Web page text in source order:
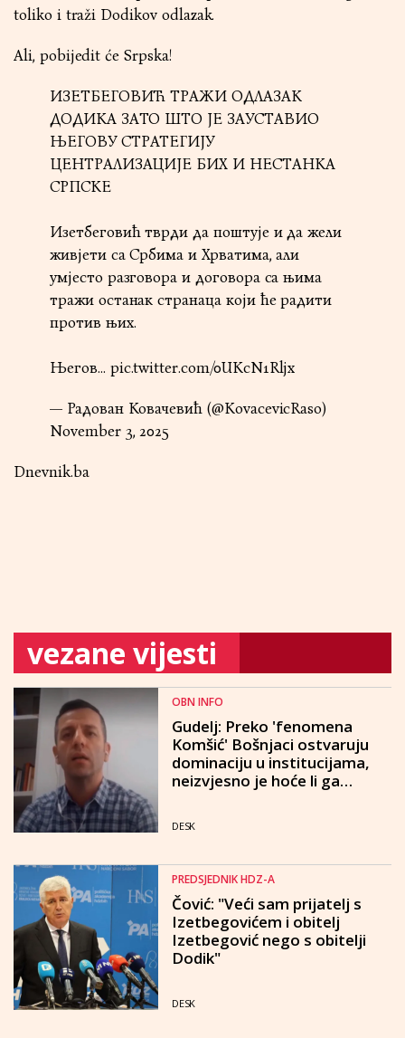
toliko i traži Dodikov odlazak.
Ali, pobijedit će Srpska!
ИЗЕТБЕГОВИЋ ТРАЖИ ОДЛАЗАК
ДОДИКА ЗАТО ШТО ЈЕ ЗАУСТАВИО
ЊЕГОВУ СТРАТЕГИЈУ
ЦЕНТРАЛИЗАЦИЈЕ БИХ И НЕСТАНКА
СРПСКЕ
Изетбеговић тврди да поштује и да жели
живјети са Србима и Хрватима, али
умјесто разговора и договора са њима
тражи останак странаца који ће радити
против њих.
Његов… pic.twitter.com/0UKcN1Rljx
— Радован Ковачевић (@KovacevicRaso)
November 3, 2025
Dnevnik.ba
vezane vijesti
OBN INFO
Gudelj: Preko 'fenomena
Komšić' Bošnjaci ostvaruju
dominaciju u institucijama,
neizvjesno je hoće li ga
DESK
PREDSJEDNIK HDZ-A
Čović: "Veći sam prijatelj s
Izetbegovićem i obitelj
Izetbegović nego s obitelji
Dodik"
DESK